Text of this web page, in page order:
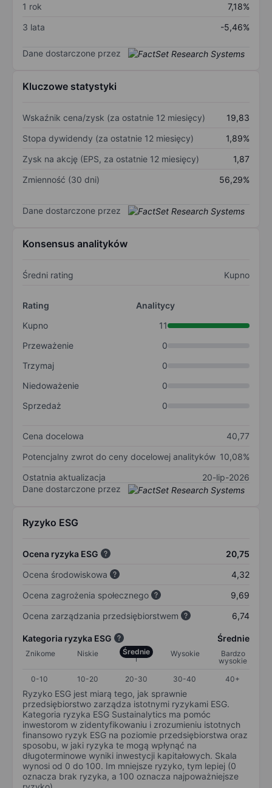
1 rok
7,18%
3 lata
-5,46%
Dane dostarczone przez
Kluczowe statystyki
Wskaźnik cena/zysk (za ostatnie 12 miesięcy)
19,83
Stopa dywidendy (za ostatnie 12 miesięcy)
1,89%
Zysk na akcję (EPS, za ostatnie 12 miesięcy)
1,87
Zmienność (30 dni)
56,29%
Dane dostarczone przez
Konsensus analityków
Średni rating Kupno
Rating
Analitycy
Kupno
11
Przeważenie
0
Trzymaj
0
Niedoważenie
0
Sprzedaż
0
Cena docelowa
40,77
Potencjalny zwrot do ceny docelowej analityków 10,08%
Ostatnia aktualizacja
20-lip-2026
Dane dostarczone przez
Ryzyko ESG
Ocena ryzyka ESG
20,75
Ocena środowiskowa
4,32
Ocena zagrożenia społecznego
9,69
Ocena zarządzania przedsiębiorstwem
6,74
Kategoria ryzyka ESG Średnie
Znikome Niskie Średnie Wysokie
Bardzo
wysokie
0-10
10-20 20-30 30-40 40+
Ryzyko ESG jest miarą tego, jak sprawnie
przedsiębiorstwo zarządza istotnymi ryzykami ESG.
Kategoria ryzyka ESG Sustainalytics ma pomóc
inwestorom w zidentyfikowaniu i zrozumieniu istotnych
finansowo ryzyk ESG na poziomie przedsiębiorstwa oraz
sposobu, w jaki ryzyka te mogą wpłynąć na
długoterminowe wyniki inwestycji kapitałowych. Skala
wynosi od 0 do 100. Im mniejsze ryzyko, tym lepiej (0
oznacza brak ryzyka, a 100 oznacza najpoważniejsze